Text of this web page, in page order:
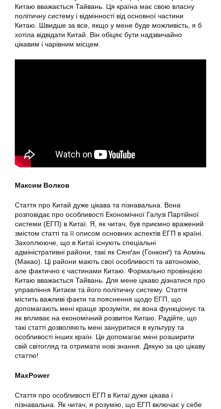
Китаю вважається Тайвань. Ця країна має свою власну
політичну систему і відмінності від основної частини
Китаю. Швидше за все, якщо у мене буде можливість, я б
хотіла відвідати Китай. Він обіцяє бути надзвичайно
цікавим і чарівним місцем.
Максим Волков
Стаття про Китай дуже цікава та пізнавальна. Вона
розповідає про особливості Економічної Галузі Партійної
системи (ЕГП) в Китаї. Я, як читач, був приємно вражений
змістом статті та її описом основних аспектів ЕГП в країні.
Захоплююче, що в Китаї існують спеціальні
адміністративні райони, такі як Сянґан (Гонконґ) та Аомінь
(Макао). Ці райони мають свої особливості та автономію,
але фактично є частинами Китаю. Формально провінцією
Китаю вважається Тайвань. Для мене цікаво дізнатися про
управління Китаєм та його політичну систему. Стаття
містить важливі факти та пояснення щодо ЕГП, що
допомагають мені краще зрозуміти, як вона функціонує та
як впливає на економічний розвиток Китаю. Радійте, що
такі статті дозволяють мені зануритися в культуру та
особливості інших країн. Це допомагає мені розширити
свій світогляд та отримати нові знання. Дякую за цю цікаву
статтю!
MaxPower
Стаття про особливості ЕГП в Китаї дуже цікава і
пізнавальна. Як читач, я розумію, що ЕГП включає у себе